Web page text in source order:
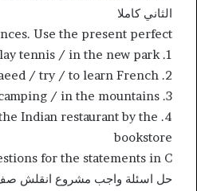
الثاني كاملا
Use the present perfect.
1. my brother / play tennis / in the new park
2. Saeed / try / to learn French
3. we / go camping / in the mountains
Indian restaurant by the
bookstore
for the statements in C.